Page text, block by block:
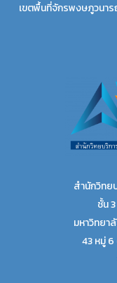
เขตพื้นที่จักรพงษภูวนาร
สำนักวิทย
ชั้น
มหาวิทยา
43 หมู่